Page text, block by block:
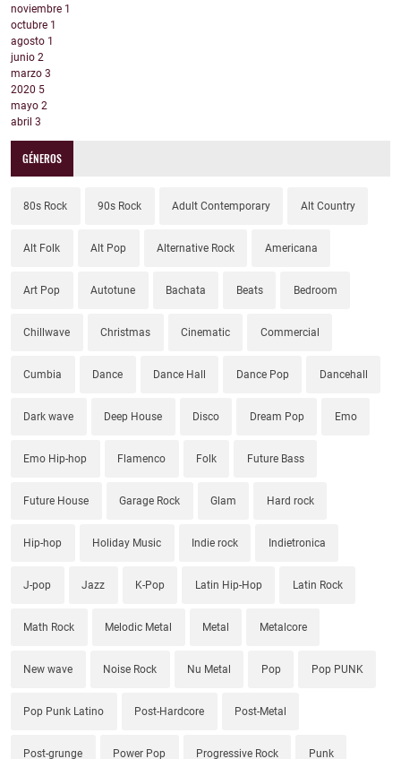
noviembre 1
octubre 1
agosto 1
junio 2
marzo 3
2020 5
mayo 2
abril 3
GÉNEROS
80s Rock 90s Rock Adult Contemporary Alt Country
Alt Folk Alt Pop Alternative Rock Americana
Art Pop Autotune Bachata Beats Bedroom
Chillwave Christmas Cinematic Commercial
Cumbia Dance Dance Hall Dance Pop Dancehall
Dark wave Deep House Disco Dream Pop Emo
Emo Hip-hop Flamenco Folk Future Bass
Future House Garage Rock Glam Hard rock
Hip-hop Holiday Music Indie rock Indietronica
J-pop Jazz K-Pop Latin Hip-Hop Latin Rock
Math Rock Melodic Metal Metal Metalcore
New wave Noise Rock Nu Metal Pop Pop PUNK
Pop Punk Latino Post-Hardcore Post-Metal
Post-grunge Power Pop Progressive Rock Punk